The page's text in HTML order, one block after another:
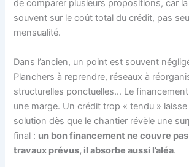
de comparer plusieurs propositions, car
souvent sur le coût total du crédit, pas
mensualité.
Dans l’ancien, un point est souvent
Planchers à reprendre, réseaux à
structurelles ponctuelles… Le
une marge. Un crédit trop « tendu »
solution dès que le chantier révèle une
final : un bon financement ne couvre
travaux prévus, il absorbe aussi l’aléa.